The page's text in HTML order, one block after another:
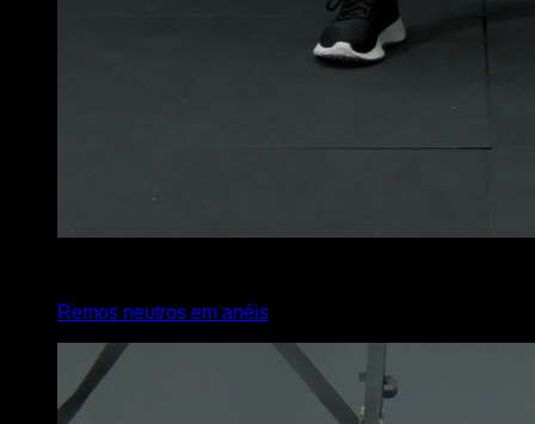
Remos neutros em anéis